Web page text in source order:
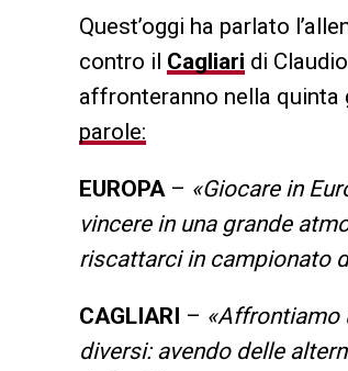
Quest’oggi ha parlato
contro il Cagliari di
affronteranno nella quinta
parole:
EUROPA – «Giocare in
vincere in una grande
riscattarci in campionato
CAGLIARI – «Affrontiamo
diversi: avendo delle